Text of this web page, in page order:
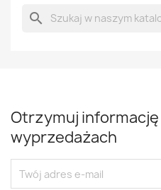
search
Otrzymuj
wyprzedażach